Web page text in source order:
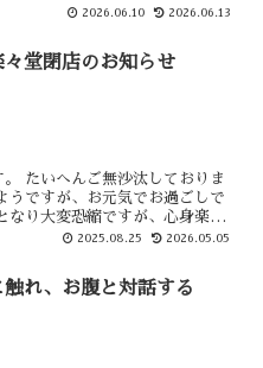
2026.06.10 2026.06.13
々堂閉店のお知らせ
たいへんご無沙汰しておりま
うですが、お元気でお過ごしで
なり大変恐縮ですが、心身楽々
りました。 閉店を決断...
2025.08.25 2026.05.05
触れ、お腹と対話する